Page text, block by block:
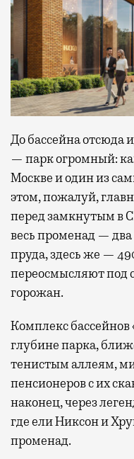
До бассейна отсюда
— парк огромный:
Москве и один из
этом, пожалуй,
перед замкнутым в
весь променад —
пруда, здесь же —
переосмысляют под
горожан.
Комплекс бассейнов
глубине парка,
тенистым аллеям,
пенсионеров с их
наконец, через
где ели Никсон и
променад.